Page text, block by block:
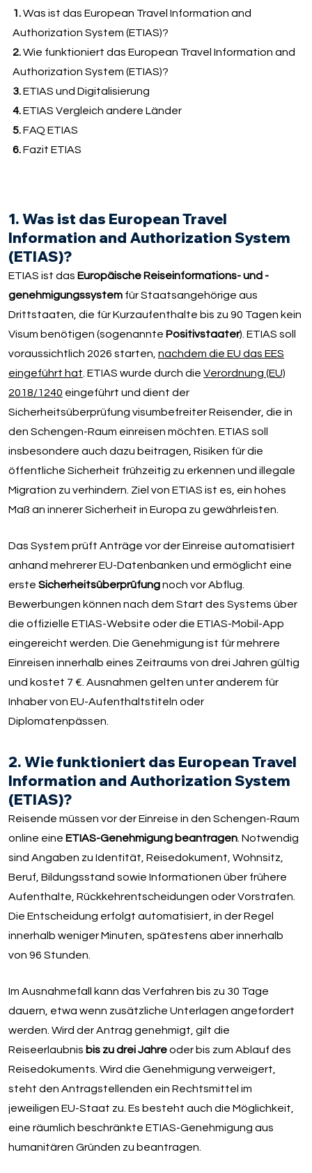
1.Was ist das European Travel Information and
Authorization System (ETIAS)?
2.Wie funktioniert das European Travel Information and
Authorization System (ETIAS)?
3.ETIAS und Digitalisierung
4.ETIAS Vergleich andere Länder
5.FAQ ETIAS
6.Fazit ETIAS
1. Was ist das European Travel
Information and Authorization System
(ETIAS)?
ETIAS ist das Europäische Reiseinformations- und -
genehmigungssystem für Staatsangehörige aus
Drittstaaten, die für Kurzaufenthalte bis zu 90 Tagen kein
Visum benötigen (sogenannte Positivstaater). ETIAS soll
voraussichtlich 2026 starten,nachdem die EU das EES
eingeführt hat . ETIAS wurde durch dieVerordnung (EU)
2018/1240 eingeführt und dient der
Sicherheitsüberprüfung visumbefreiter Reisender, die in
den Schengen-Raum einreisen möchten. ETIAS soll
insbesondere auch dazu beitragen, Risiken für die
öffentliche Sicherheit frühzeitig zu erkennen und illegale
Migration zu verhindern. Ziel von ETIAS ist es, ein hohes
Maß an innerer Sicherheit in Europa zu gewährleisten.
Das System prüft Anträge vor der Einreise automatisiert
anhand mehrerer EU-Datenbanken und ermöglicht eine
erste Sicherheitsüberprüfungnoch vor Abflug.
Bewerbungen können nach dem Start des Systems über
die offizielle ETIAS-Website oder die ETIAS-Mobil-App
eingereicht werden. Die Genehmigung ist für mehrere
Einreisen innerhalb eines Zeitraums von drei Jahren gültig
und kostet 7 €. Ausnahmen gelten unter anderem für
Inhaber von EU-Aufenthaltstiteln oder
Diplomatenpässen.
2. Wie funktioniert das European Travel
Information and Authorization System
(ETIAS)?
Reisende müssen vor der Einreise in den Schengen-Raum
online eine ETIAS-Genehmigung beantragen. Notwendig
sind Angaben zu Identität, Reisedokument, Wohnsitz,
Beruf, Bildungsstand sowie Informationen über frühere
Aufenthalte, Rückkehrentscheidungen oder Vorstrafen.
Die Entscheidung erfolgt automatisiert, in der Regel
innerhalb weniger Minuten, spätestens aber innerhalb
von 96 Stunden.
Im Ausnahmefall kann das Verfahren bis zu 30 Tage
dauern, etwa wenn zusätzliche Unterlagen angefordert
werden. Wird der Antrag genehmigt, gilt die
Reiseerlaubnis bis zu drei Jahreoder bis zum Ablauf des
Reisedokuments. Wird die Genehmigung verweigert,
steht den Antragstellenden ein Rechtsmittel im
jeweiligen EU-Staat zu. Es besteht auch die Möglichkeit,
eine räumlich beschränkte ETIAS-Genehmigung aus
humanitären Gründen zu beantragen.